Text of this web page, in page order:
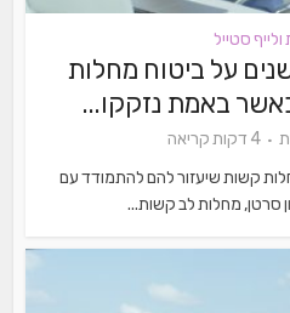
ולייף סטייל
על ביטוח מחלות
באמת נזקקו...
4 דקות קריאה
קשות שיעזור להם להתמודד עם
סרטן, מחלות לב קשות...